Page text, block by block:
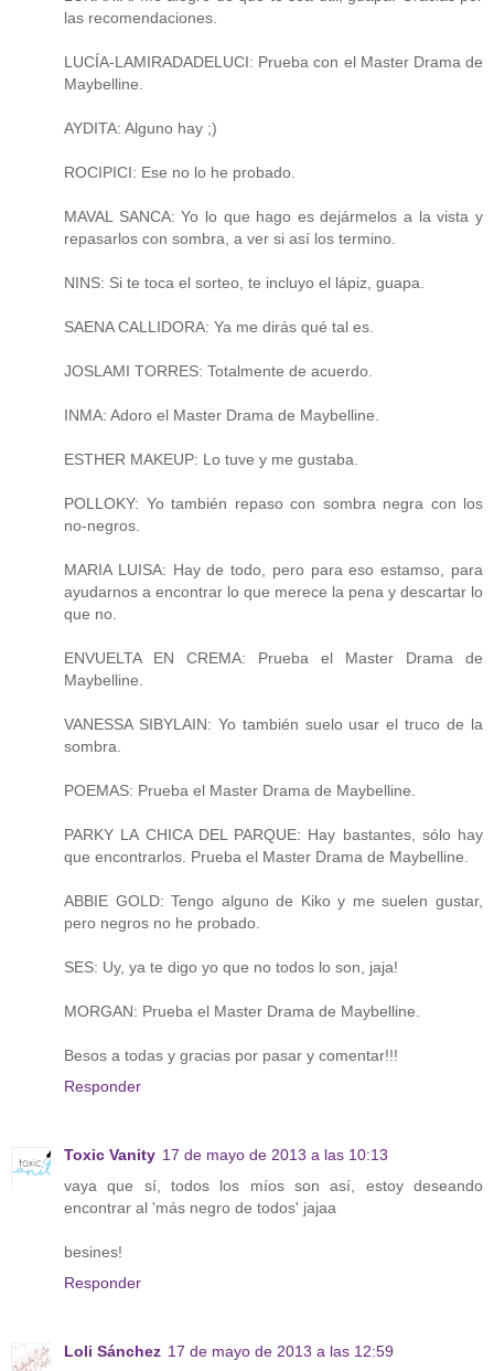
las recomendaciones.
LUCÍA-LAMIRADADELUCI: Prueba con el Master Drama de
Maybelline.
AYDITA: Alguno hay ;)
ROCIPICI: Ese no lo he probado.
MAVAL SANCA: Yo lo que hago es dejármelos a la vista y
repasarlos con sombra, a ver si así los termino.
NINS: Si te toca el sorteo, te incluyo el lápiz, guapa.
SAENA CALLIDORA: Ya me dirás qué tal es.
JOSLAMI TORRES: Totalmente de acuerdo.
INMA: Adoro el Master Drama de Maybelline.
ESTHER MAKEUP: Lo tuve y me gustaba.
POLLOKY: Yo también repaso con sombra negra con los
no-negros.
MARIA LUISA: Hay de todo, pero para eso estamso, para
ayudarnos a encontrar lo que merece la pena y descartar lo
que no.
ENVUELTA EN CREMA: Prueba el Master Drama de
Maybelline.
VANESSA SIBYLAIN: Yo también suelo usar el truco de la
sombra.
POEMAS: Prueba el Master Drama de Maybelline.
PARKY LA CHICA DEL PARQUE: Hay bastantes, sólo hay
que encontrarlos. Prueba el Master Drama de Maybelline.
ABBIE GOLD: Tengo alguno de Kiko y me suelen gustar,
pero negros no he probado.
SES: Uy, ya te digo yo que no todos lo son, jaja!
MORGAN: Prueba el Master Drama de Maybelline.
Besos a todas y gracias por pasar y comentar!!!
Responder
Toxic Vanity 17 de mayo de 2013 a las 10:13
vaya que sí, todos los míos son así, estoy deseando
encontrar al 'más negro de todos' jajaa
besines!
Responder
Loli Sánchez 17 de mayo de 2013 a las 12:59